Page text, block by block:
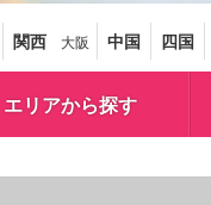
関西 大阪 中国 四国
エリアから探す